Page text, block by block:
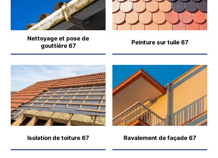
Nettoyage et pose de
gouttière 67
Peinture sur tuile 67
Isolation de toiture 67 Ravalement de façade 67